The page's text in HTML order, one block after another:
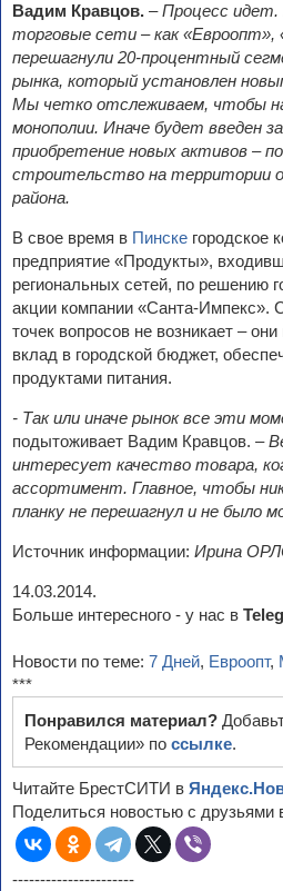
Вадим Кравцов. – Процесс идет.
торговые сети – как «Евроопт»,
перешагнули 20-процентный
рынка, который установлен
Мы четко отслеживаем, чтобы
монополии. Иначе будет введен
приобретение новых активов –
строительство на территории
района.
В свое время в Пинске городское
предприятие «Продукты»,
региональных сетей, по решению
акции компании «Санта-Импекс».
точек вопросов не возникает –
вклад в городской бюджет,
продуктами питания.
- Так или иначе рынок все эти
подытоживает Вадим Кравцов. –
интересует качество товара,
ассортимент. Главное, чтобы
планку не перешагнул и не было
Источник информации: Ирина
14.03.2014.
Больше интересного - у нас в
Новости по теме: 7 Дней, Евроопт,
***
Понравился материал?
Рекомендации» по ссылке.
Читайте БрестСИТИ в
Поделиться новостью с друзьями
----------------------